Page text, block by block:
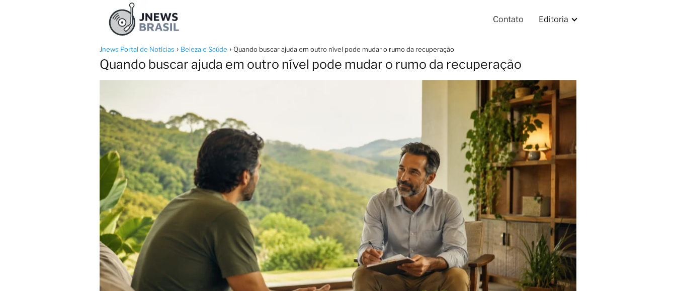
Contato Editoria
Jnews Portal de Notícias Beleza e Saúde Quando buscar ajuda em outro nível pode mudar o rumo da recuperação
Quando buscar ajuda em outro nível pode mudar o rumo da recuperação